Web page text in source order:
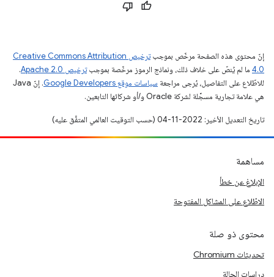
إنّ محتوى هذه الصفحة مرخّص بموجب
ترخيص Creative Commons Attribution
4.0‏ ما لم يُنصّ على خلاف ذلك، ونماذج الرموز مرخّصة بموجبترخيص Apache 2.0‏
.
للاطّلاع على التفاصيل، يُرجى مراجعة سياسات موقع Google Developers‏
. إنّ Java
هي علامة تجارية مسجَّلة لشركة Oracle و/أو شركائها التابعين.
تاريخ التعديل الأخير: 2022-11-04 (حسب التوقيت العالمي المتفَّق عليه)
مساهمة
الإبلاغ عن خطأ
الاطّلاع على المشاكل المفتوحة
محتوى ذو صلة
تحديثات Chromium
دراسات الحالة